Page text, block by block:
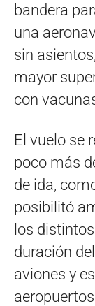
bandera
una
sin
mayor
con
El vuelo se
poco más
de ida,
posibilitó
los
duración
aviones y